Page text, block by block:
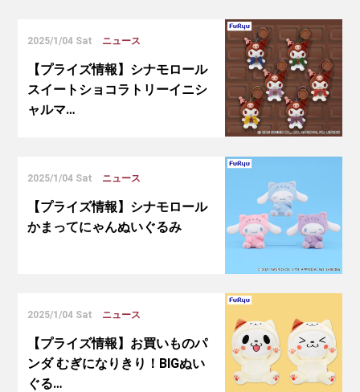
2025/1/04 Sat ニュース
【プライズ情報】シナモロール
スイートショコラトリーイニシ
ャルマ…
2025/1/04 Sat ニュース
【プライズ情報】シナモロール
かまってにゃんぬいぐるみ
2025/1/04 Sat ニュース
【プライズ情報】お買いものパ
ンダ むぎになりきり！BIGぬい
ぐる…